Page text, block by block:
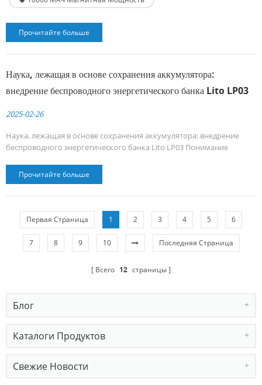
Прочитайте больше
Наука, лежащая в основе сохранения аккумулятора:
внедрение беспроводного энергетического банка Lito LP03
2025-02-26
Наука, лежащая в основе сохранения аккумулятора: внедрение
беспроводного энергетического банка Lito LP03 Понимание
iPhone, используют литий-ионные батареи, которые естественным
образом разлагаются со временем из-за трех основных факторов:
1.ЧАС Ешьте экспозицию: Температура выше 35 ° C Ускорение
Прочитайте больше
Первая Страница 1 2 3 4 5 6
7 8 9 10 Последняя Страница
Всего 12 страницы
Блог
Каталоги Продуктов
Свежие Новости